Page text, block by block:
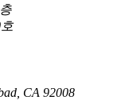
CA 92008